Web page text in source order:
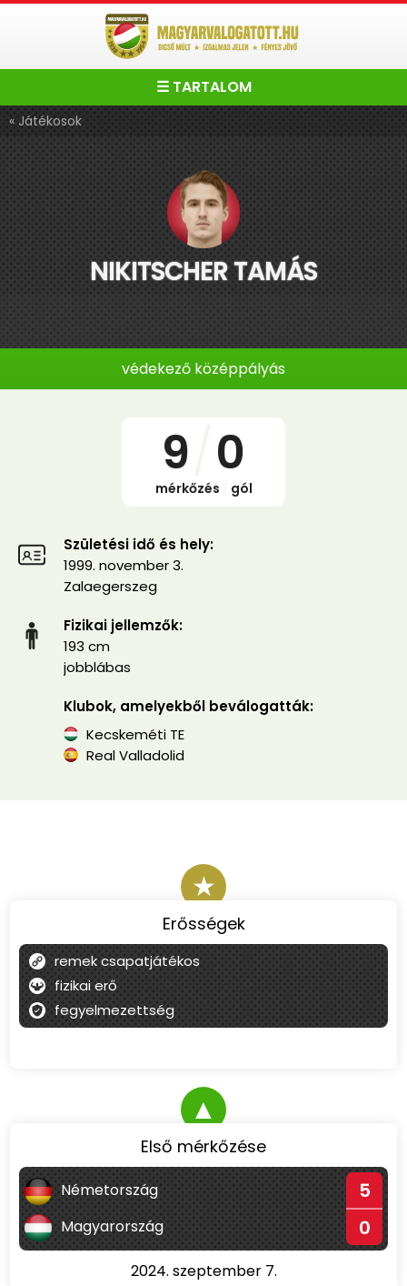
☰ TARTALOM
« Játékosok
NIKITSCHER TAMÁS
védekező középpályás
9 0
mérkőzés gól
Születési idő és hely:
1999. november 3.
Zalaegerszeg
Fizikai jellemzők:
193 cm
jobblábas
Klubok, amelyekből beválogatták:
Kecskeméti TE
Real Valladolid
★
Erősségek
remek csapatjátékos
fizikai erő
fegyelmezettség
▲
Első mérkőzése
Németország 5
Magyarország 0
2024. szeptember 7.